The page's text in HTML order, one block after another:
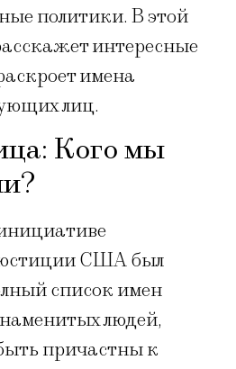
политики. В этой
интересные
имена
лиц.
Кого мы
США был
список имен
людей,
причастны к